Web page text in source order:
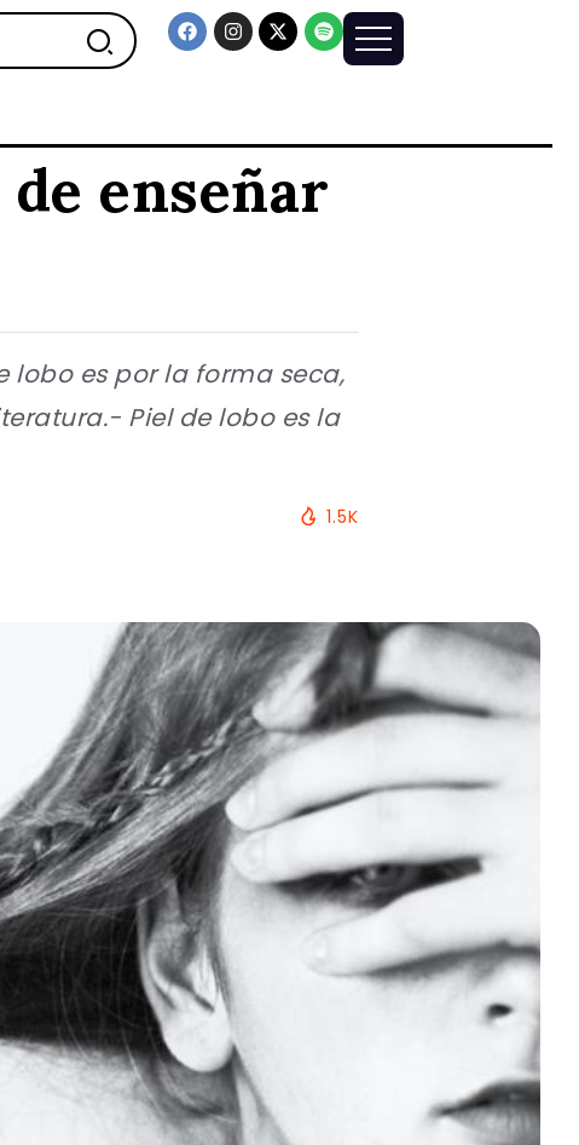
enseñar
lobo es por la forma seca,
Piel de lobo es la
1.5K